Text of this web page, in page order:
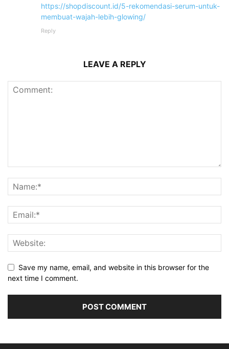
https://shopdiscount.id/5-rekomendasi-serum-untuk-
membuat-wajah-lebih-glowing/
Reply
LEAVE A REPLY
Save my name, email, and website in this browser for the
next time I comment.